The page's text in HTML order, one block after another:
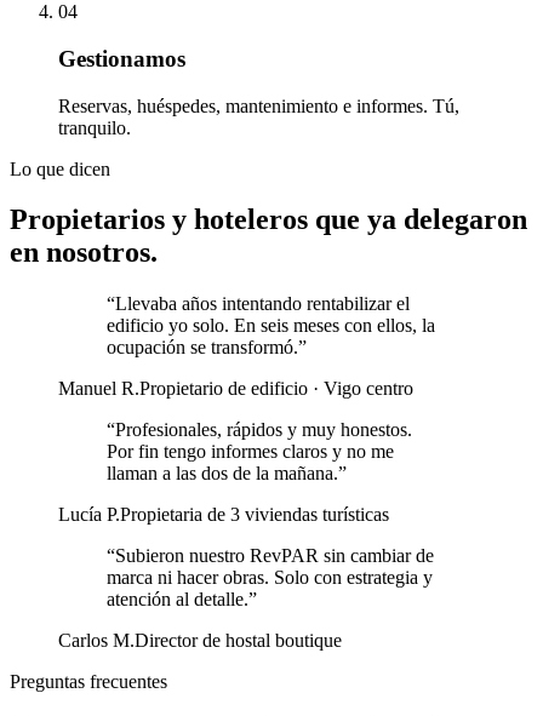
04
Gestionamos
Reservas, huéspedes, mantenimiento e informes. Tú,
tranquilo.
Lo que dicen
Propietarios y hoteleros que ya delegaron
en nosotros.
“Llevaba años intentando rentabilizar el
edificio yo solo. En seis meses con ellos, la
ocupación se transformó.”
Manuel R.Propietario de edificio · Vigo centro
“Profesionales, rápidos y muy honestos.
Por fin tengo informes claros y no me
llaman a las dos de la mañana.”
Lucía P.Propietaria de 3 viviendas turísticas
“Subieron nuestro RevPAR sin cambiar de
marca ni hacer obras. Solo con estrategia y
atención al detalle.”
Carlos M.Director de hostal boutique
Preguntas frecuentes